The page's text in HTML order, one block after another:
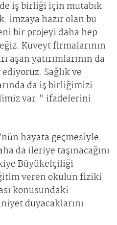
iş birliği için mutabık
İmzaya hazır olan bu
bir projeyi daha hep
Kuveyt firmalarının
aşan yatırımlarının da
Sağlık ve
da iş birliğimizi
var.” ifadelerini
hayata geçmesiyle
da ileriye taşınacağını
Büyükelçiliği
veren okulun fiziki
konusundaki
duyacaklarını